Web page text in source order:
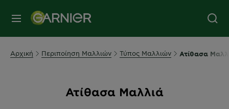
MENU
Αρχική Περιποίηση Μαλλιών Τύπος Μαλλιών Ατίθασα
Ατίθασα Μαλλιά